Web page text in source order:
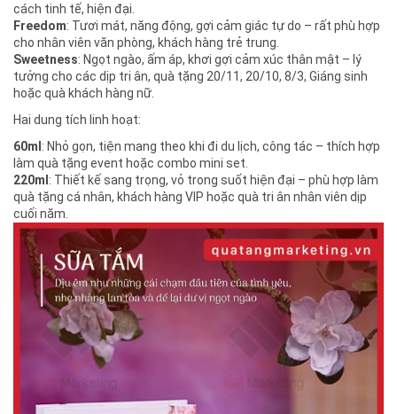
cách tinh tế, hiện đại.
Freedom: Tươi mát, năng động, gợi cảm giác tự do – rất phù hợp
cho nhân viên văn phòng, khách hàng trẻ trung.
Sweetness: Ngọt ngào, ấm áp, khơi gợi cảm xúc thân mật – lý
tưởng cho các dịp tri ân, quà tặng 20/11, 20/10, 8/3, Giáng sinh
hoặc quà khách hàng nữ.
Hai dung tích linh hoạt:
60ml : Nhỏ gọn, tiện mang theo khi đi du lịch, công tác – thích hợp
làm quà tặng event hoặc combo mini set.
220ml : Thiết kế sang trọng, vỏ trong suốt hiện đại – phù hợp làm
quà tặng cá nhân, khách hàng VIP hoặc quà tri ân nhân viên dịp
cuối năm.